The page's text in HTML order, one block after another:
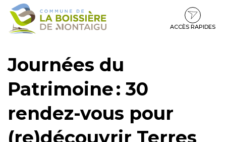
Gestion des traceurs
Aller
Aller
contenu
Aller
pied
ACCÈS RAPIDES
Journées du
Patrimoine : 30
rendez-vous pour
(re)découvrir Terres